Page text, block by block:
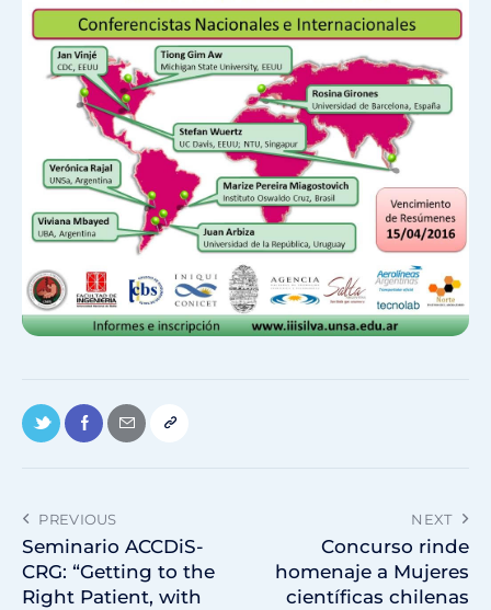
PREVIOUS
Seminario ACCDiS-
CRG: “Getting to the
Right Patient, with
NEXT
Concurso rinde
homenaje a Mujeres
científicas chilenas